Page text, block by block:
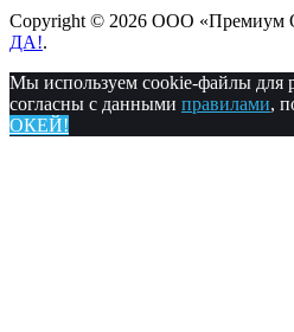
Copyright © 2026 ООО «Премиум
ДА!.
Мы используем cookie-файлы для
согласны с данными правилами,
ОКЕЙ!